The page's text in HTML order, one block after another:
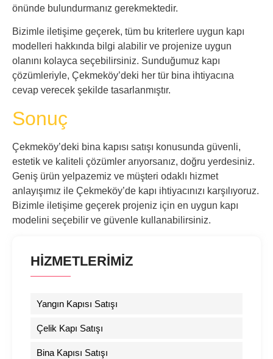
önünde bulundurmanız gerekmektedir.
Bizimle iletişime geçerek, tüm bu kriterlere uygun kapı
modelleri hakkında bilgi alabilir ve projenize uygun
olanını kolayca seçebilirsiniz. Sunduğumuz kapı
çözümleriyle, Çekmeköy’deki her tür bina ihtiyacına
cevap verecek şekilde tasarlanmıştır.
Sonuç
Çekmeköy’deki bina kapısı satışı konusunda güvenli,
estetik ve kaliteli çözümler arıyorsanız, doğru yerdesiniz.
Geniş ürün yelpazemiz ve müşteri odaklı hizmet
anlayışımız ile Çekmeköy’de kapı ihtiyacınızı karşılıyoruz.
Bizimle iletişime geçerek projeniz için en uygun kapı
modelini seçebilir ve güvenle kullanabilirsiniz.
HİZMETLERİMİZ
Yangın Kapısı Satışı
Çelik Kapı Satışı
Bina Kapısı Satışı